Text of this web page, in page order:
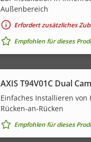
Außenbereich
Erfordert zusätzliches
Empfohlen für dieses
AXIS T94V01C Dual
Einfaches Installieren von
Rücken-an-Rücken
Empfohlen für dieses